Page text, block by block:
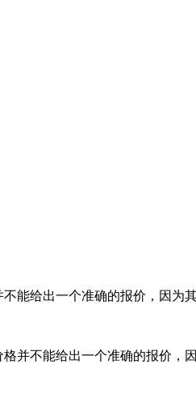
能给出一个准确的报价，因为
并不能给出一个准确的报价，